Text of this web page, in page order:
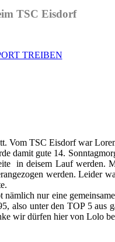
TSC Eisdorf
TREIBEN
Vom TSC Eisdorf war
damit gute 14.
in deisem Lauf werden.
werden. Leider
nur eine
also unter den TOP 5
wir dürfen hier von Lolo